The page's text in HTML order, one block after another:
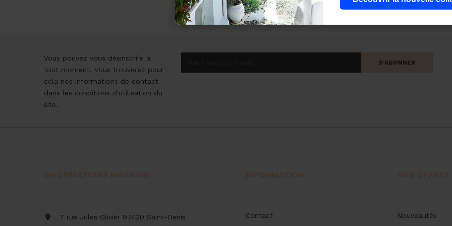
Vous pouvez vous désinscrire à
tout moment. Vous trouverez pour
cela nos informations de contact
dans les conditions d'utilisation du
site.
S’ABONNER
 7 rue Jules Olivier 97400 Saint-Denis Contact Nouveautés